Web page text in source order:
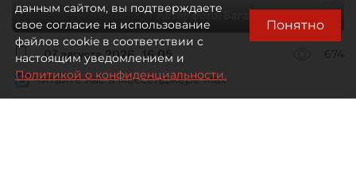
Автор фото: Ваганов Антон / "ДП"
07 августа 2026 16:05
674
Читайте нас в мессенджере Max
данным сайтом, вы подтверждаете
свое согласие на использование
файлов cookie в соответствии с
настоящим уведомлением и
Политикой о конфиденциальности.
Понятно